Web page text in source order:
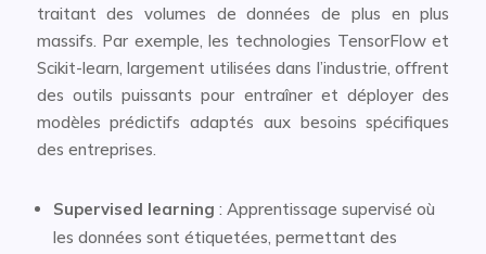
traitant des volumes de données de plus en plus
massifs. Par exemple, les technologies TensorFlow et
Scikit-learn, largement utilisées dans l’industrie, offrent
des outils puissants pour entraîner et déployer des
modèles prédictifs adaptés aux besoins spécifiques
des entreprises.
Supervised learning : Apprentissage supervisé où
les données sont étiquetées, permettant des